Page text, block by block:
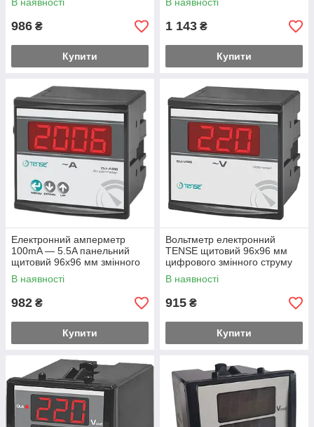
986 ₴
Купити
1 143 ₴
Купити
Електронний амперметр
100mA — 5.5A панельний
щитовий 96х96 мм змінного
струму
В наявності
982 ₴
Купити
Вольтметр електронний
TENSE щитовий 96х96 мм
цифрового змінного струму
В наявності
915 ₴
Купити